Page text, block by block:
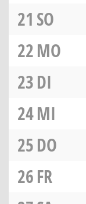
21 SO
22MO
23DI
24MI
25DO
26FR